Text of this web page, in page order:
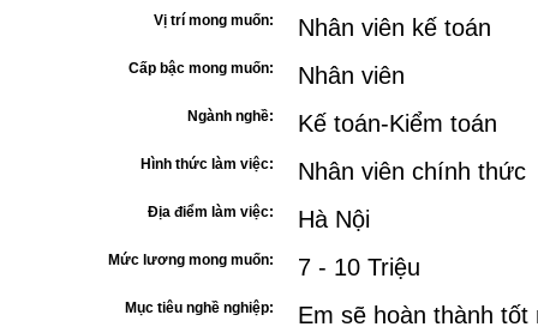
Vị trí mong muốn: Nhân viên kế toán
Cấp bậc mong muốn: Nhân viên
Ngành nghề: Kế toán-Kiểm toán
Hình thức làm việc: Nhân viên chính thức
Địa điểm làm việc: Hà Nội
Mức lương mong muốn: 7 - 10 Triệu
Mục tiêu nghề nghiệp:
Em sẽ hoàn thành